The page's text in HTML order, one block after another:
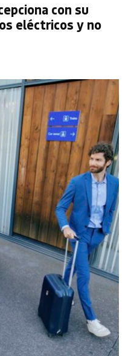
con su
eléctricos y no